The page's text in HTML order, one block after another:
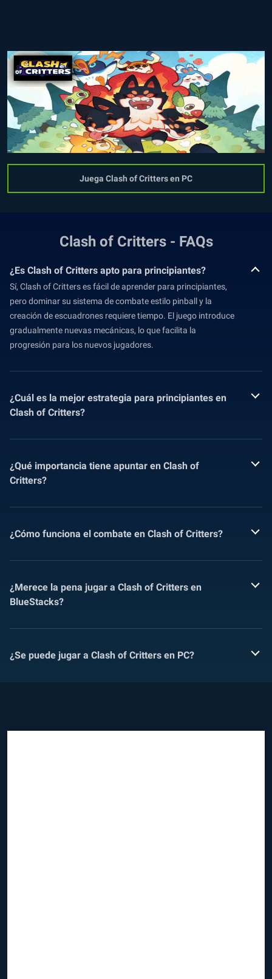
Juega Clash of Critters en PC
Clash of Critters - FAQs
¿Es Clash of Critters apto para principiantes?
Sí, Clash of Critters es fácil de aprender para principiantes,
pero dominar su sistema de combate estilo pinball y la
creación de escuadrones requiere tiempo. El juego introduce
gradualmente nuevas mecánicas, lo que facilita la
progresión para los nuevos jugadores.
¿Cuál es la mejor estrategia para principiantes en
Clash of Critters?
¿Qué importancia tiene apuntar en Clash of
Critters?
¿Cómo funciona el combate en Clash of Critters?
¿Merece la pena jugar a Clash of Critters en
BlueStacks?
¿Se puede jugar a Clash of Critters en PC?